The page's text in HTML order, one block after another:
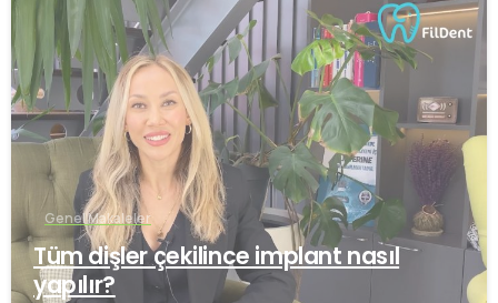
-
Genel Makaleler
Tüm dişler çekilince implant nasıl
yapılır?